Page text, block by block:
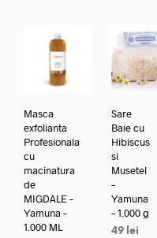
Masca
exfolianta
Profesionala
cu
macinatura
de
MIGDALE –
Yamuna –
1.000 ML
Sare
Baie cu
Hibiscus
si
Musetel
–
Yamuna
– 1.000 g
49 lei